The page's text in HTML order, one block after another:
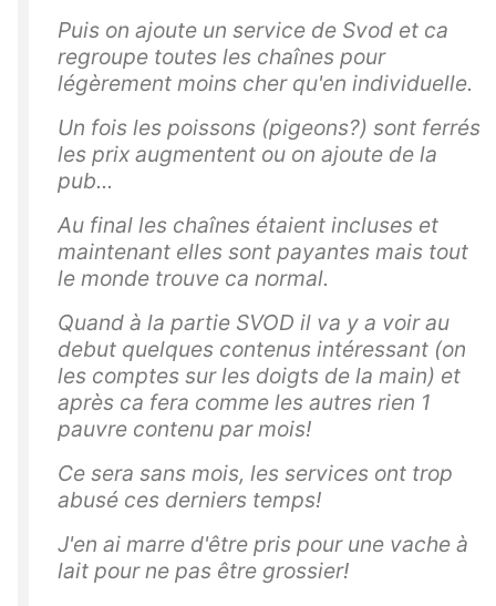
Puis on ajoute un service de Svod et ca
regroupe toutes les chaînes pour
légèrement moins cher qu'en individuelle.
Un fois les poissons (pigeons?) sont ferrés
les prix augmentent ou on ajoute de la
pub...
Au final les chaînes étaient incluses et
maintenant elles sont payantes mais tout
le monde trouve ca normal.
Quand à la partie SVOD il va y a voir au
debut quelques contenus intéressant (on
les comptes sur les doigts de la main) et
après ca fera comme les autres rien 1
pauvre contenu par mois!
Ce sera sans mois, les services ont trop
abusé ces derniers temps!
J'en ai marre d'être pris pour une vache à
lait pour ne pas être grossier!